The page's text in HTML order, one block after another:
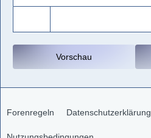
Vorschau
Forenregeln Datenschutzerklärung